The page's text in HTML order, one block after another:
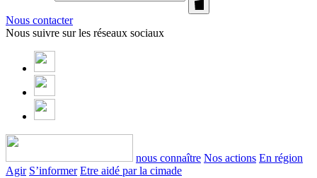
Nous contacter
Nous suivre sur les réseaux sociaux
nous connaître Nos actions En région
Agir S’informer Etre aidé par la cimade